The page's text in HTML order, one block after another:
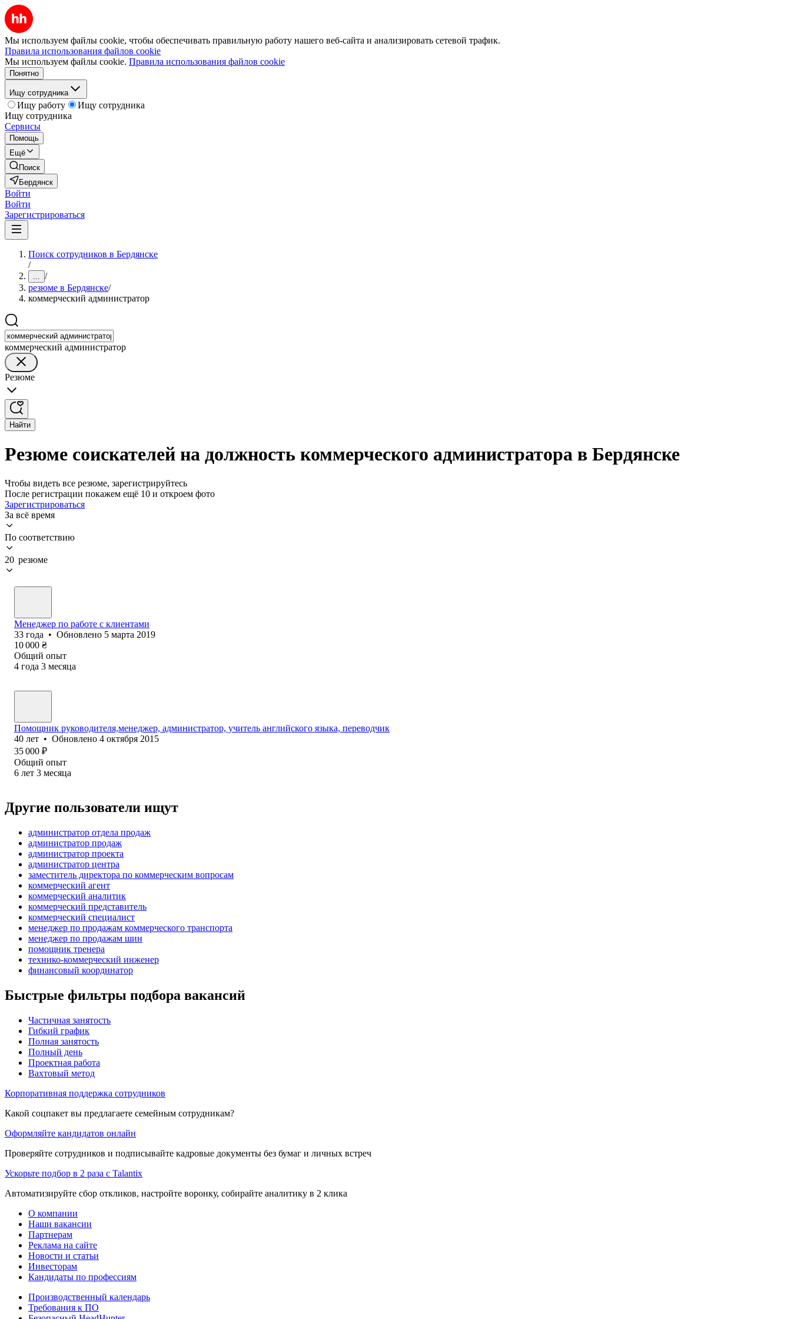
Мы используем файлы cookie, чтобы обеспечивать правильную работу нашего веб-сайта и анализировать сетевой трафик.
Правила использования файлов cookie
Мы используем файлы cookie. Правила использования файлов cookie
Понятно
Ищу сотрудника
Ищу работу
Ищу сотрудника
Ищу сотрудника
Сервисы
Помощь
Ещё
Поиск
Бердянск
Войти
Войти
Зарегистрироваться
Поиск сотрудников в Бердянске
/
... /
резюме в Бердянске/
коммерческий администратор
коммерческий администратор
Резюме
Найти
Резюме соискателей на должность коммерческого администратора в Бердянске
Чтобы видеть все резюме, зарегистрируйтесь
После регистрации покажем ещё 10 и откроем фото
Зарегистрироваться
За всё время
По соответствию
20 резюме
Менеджер по работе с клиентами
33 года • Обновлено 5 марта 2019
10 000 ₴
Общий опыт
4 года 3 месяца
Помощник руководителя,менеджер, администратор, учитель английского языка, переводчик
40 лет • Обновлено 4 октября 2015
35 000 ₽
Общий опыт
6 лет 3 месяца
Другие пользователи ищут
администратор отдела продаж
администратор продаж
администратор проекта
администратор центра
заместитель директора по коммерческим вопросам
коммерческий агент
коммерческий аналитик
коммерческий представитель
коммерческий специалист
менеджер по продажам коммерческого транспорта
менеджер по продажам шин
помощник тренера
технико-коммерческий инженер
финансовый координатор
Быстрые фильтры подбора вакансий
Частичная занятость
Гибкий график
Полная занятость
Полный день
Проектная работа
Вахтовый метод
Корпоративная поддержка сотрудников
Какой соцпакет вы предлагаете семейным сотрудникам?
Оформляйте кандидатов онлайн
Проверяйте сотрудников и подписывайте кадровые документы без бумаг и личных встреч
Ускорьте подбор в 2 раза с Talantix
Автоматизируйте сбор откликов, настройте воронку, собирайте аналитику в 2 клика
О компании
Наши вакансии
Партнерам
Реклама на сайте
Новости и статьи
Инвесторам
Кандидаты по профессиям
Производственный календарь
Требования к ПО